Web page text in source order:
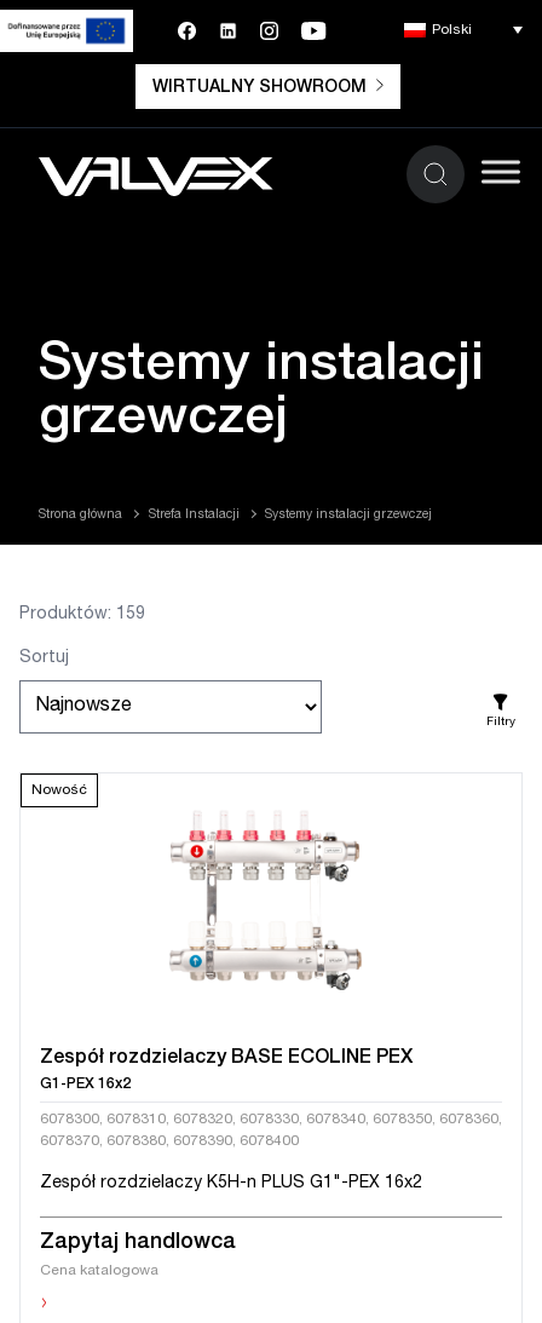
WIRTUALNY SHOWROOM
Polski
Systemy instalacji
grzewczej
Strona główna Strefa Instalacji Systemy instalacji grzewczej
Produktów: 159
Sortuj
Filtry
Nowość
Zespół rozdzielaczy BASE ECOLINE PEX
G1-PEX 16x2
6078300, 6078310, 6078320, 6078330, 6078340, 6078350, 6078360,
6078370, 6078380, 6078390, 6078400
Zespół rozdzielaczy K5H-n PLUS G1"-PEX 16x2
Zapytaj handlowca
Cena katalogowa
›